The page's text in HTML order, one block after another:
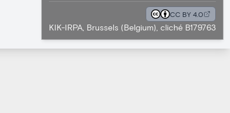
CC BY 4.0
KIK-IRPA, Brussels (Belgium), cliché B179763